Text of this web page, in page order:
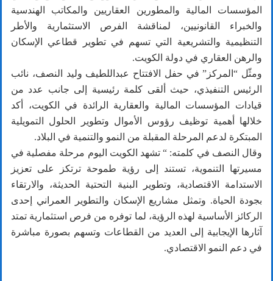
المؤسسات المالية والمطورين العقاريين والمكاتب الهندسية
والخبراء القانونيين، لمناقشة الفرص الاستثمارية والأطر
التنظيمية والتشريعية التي تسهم في تطوير قطاعي الإسكان
والرهن العقاري في دولة الكويت.
ومثّل “المركز” في حفل الافتتاح عبداللطيف وليد النصف، نائب
الرئيس التنفيذي، حيث ألقى كلمة رئيسية إلى جانب عدد من
قيادات المؤسسات المالية والعقارية الرائدة في الكويت، أكد
خلالها أهمية توظيف رؤوس الأموال وتطوير الحلول التمويلية
المبتكرة لدعم المرحلة المقبلة من النمو والتنمية في البلاد.
وقال النصف في كلمته: “ تشهد الكويت اليوم مرحلة مفصلية في
مسيرتها التنموية، تستند إلى رؤية طموحة ترتكز على تعزيز
الاستدامة الاقتصادية، وتطوير البنية التحتية الحديثة، والارتقاء
بجودة الحياة. وتمثل مشاريع الإسكان والتطوير العمراني إحدى
الركائز الأساسية لهذه الرؤية، لما توفره من فرص استثمارية تمتد
آثارها الإيجابية إلى العديد من القطاعات وتسهم بصورة مباشرة
في دعم النمو الاقتصادي.